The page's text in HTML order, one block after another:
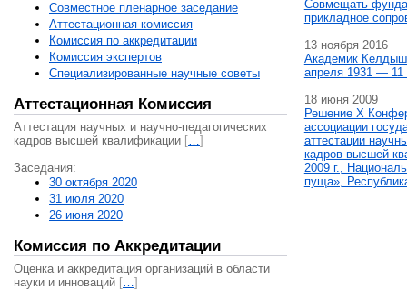
Совместное пленарное заседание
Аттестационная комисcия
Комиссия по аккредитации
Комиссия экспертов
Специализированные научные советы
Аттестационная Комиссия
Аттестация научных и научно-педагогических
кадров высшей квалификации […]
Заседания:
30 октября 2020
31 июля 2020
26 июня 2020
Комиссия по Аккредитации
Оценка и аккредитация организаций в области
науки и инноваций […]
Совмещать
прикладное
13 ноября 2016
Академик
апреля 1931 — 11
18 июня 2009
Решение X
ассоциации
аттестации
кадров высшей
2009 г.,
пуща»,